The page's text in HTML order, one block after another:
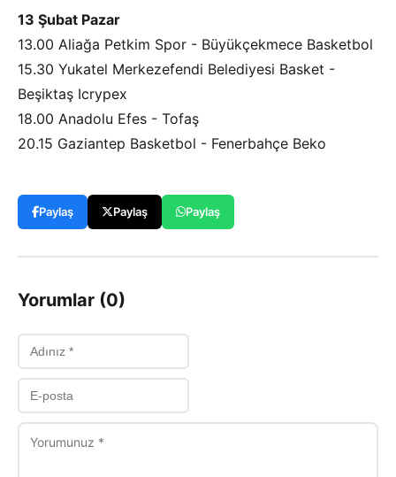
13 Şubat Pazar
13.00 Aliağa Petkim Spor - Büyükçekmece Basketbol
15.30 Yukatel Merkezefendi Belediyesi Basket -
Beşiktaş Icrypex
18.00 Anadolu Efes - Tofaş
20.15 Gaziantep Basketbol - Fenerbahçe Beko
Paylaş Paylaş Paylaş
Yorumlar (0)